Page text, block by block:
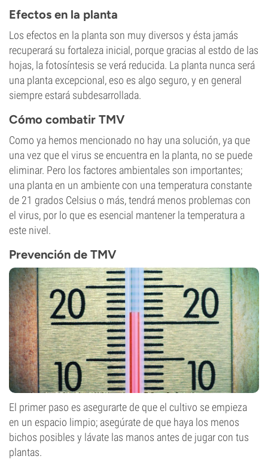
Efectos en la planta
Los efectos en la planta son muy diversos y ésta jamás
recuperará su fortaleza inicial, porque gracias al estdo de las
hojas, la fotosíntesis se verá reducida. La planta nunca será
una planta excepcional, eso es algo seguro, y en general
siempre estará subdesarrollada.
Cómo combatir TMV
Como ya hemos mencionado no hay una solución, ya que
una vez que el virus se encuentra en la planta, no se puede
eliminar. Pero los factores ambientales son importantes;
una planta en un ambiente con una temperatura constante
de 21 grados Celsius o más, tendrá menos problemas con
el virus, por lo que es esencial mantener la temperatura a
este nivel.
Prevención de TMV
El primer paso es asegurarte de que el cultivo se empieza
en un espacio limpio; asegúrate de que haya los menos
bichos posibles y lávate las manos antes de jugar con tus
plantas.